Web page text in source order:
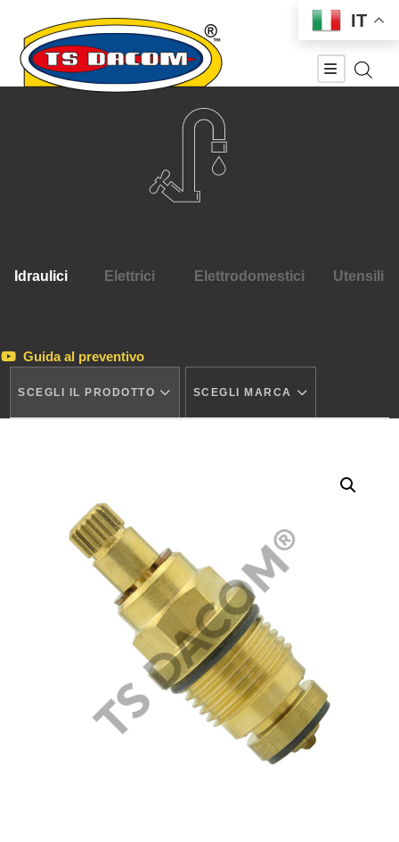
Idraulici Elettrici Elettrodomestici Utensili
Guida al preventivo
SCEGLI IL PRODOTTO SCEGLI MARCA
IT